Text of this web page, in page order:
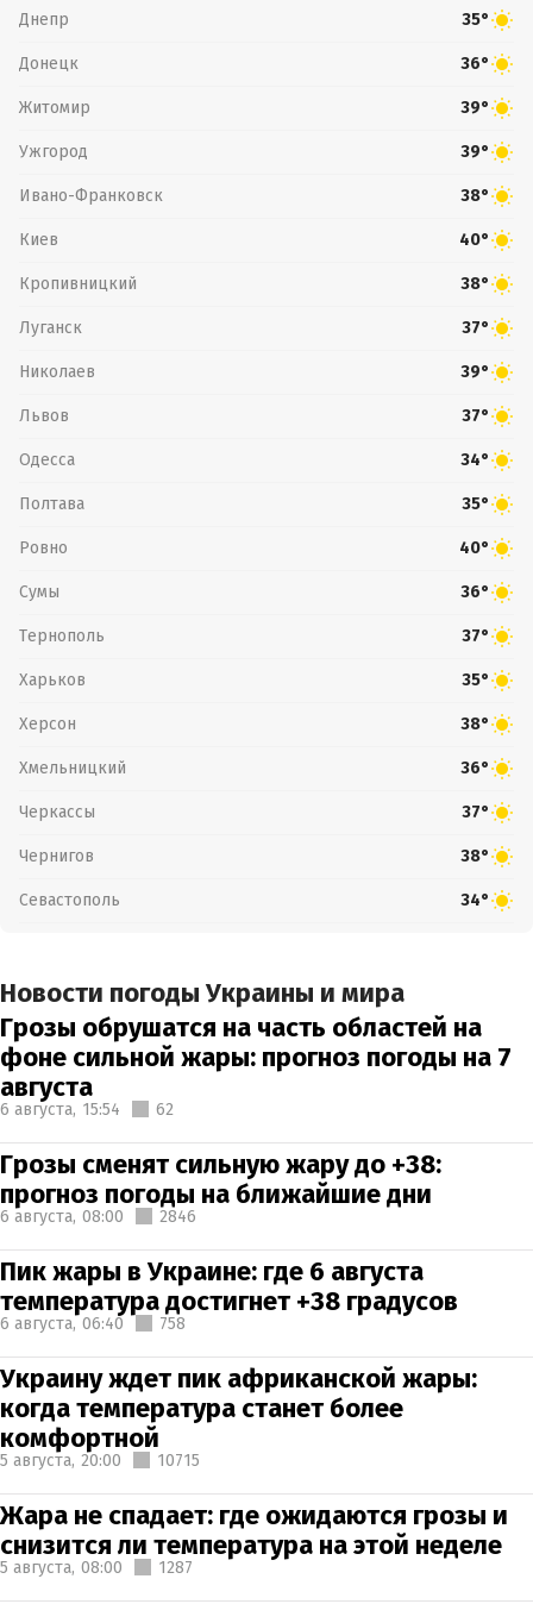
Днепр 35°
Донецк 36°
Житомир 39°
Ужгород 39°
Ивано-Франковск 38°
Киев 40°
Кропивницкий 38°
Луганск 37°
Николаев 39°
Львов 37°
Одесса 34°
Полтава 35°
Ровно 40°
Сумы 36°
Тернополь 37°
Харьков 35°
Херсон 38°
Хмельницкий 36°
Черкассы 37°
Чернигов 38°
Севастополь 34°
Новости погоды Украины и мира
Грозы обрушатся на часть областей на
фоне сильной жары: прогноз погоды на 7
августа
6 августа, 15:54 62
Грозы сменят сильную жару до +38:
прогноз погоды на ближайшие дни
6 августа, 08:00 2846
Пик жары в Украине: где 6 августа
температура достигнет +38 градусов
6 августа, 06:40 758
Украину ждет пик африканской жары:
когда температура станет более
комфортной
5 августа, 20:00 10715
Жара не спадает: где ожидаются грозы и
снизится ли температура на этой неделе
5 августа, 08:00 1287